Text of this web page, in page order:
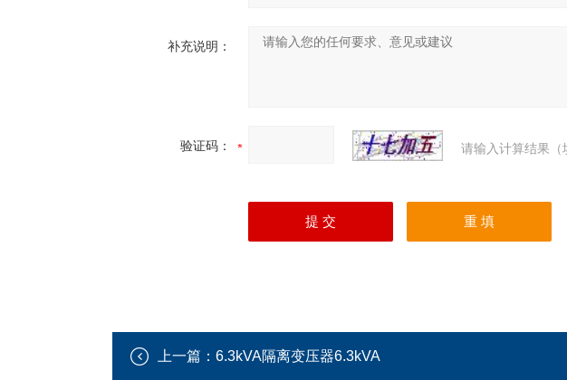
补充说明：
验证码： 请输入计算结果（
上一篇： 6.3kVA隔离变压器6.3kVA